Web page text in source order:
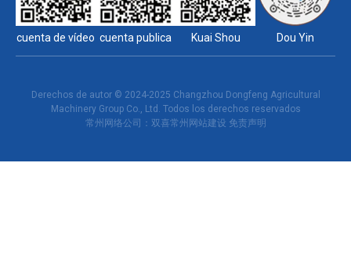
cuenta de vídeo cuenta publica Kuai Shou Dou Yin
Derechos de autor © 2024-2025 Changzhou Dongfeng Agricultural
Machinery Group Co., Ltd. Todos los derechos reservados
常州网络公司 ：双喜常州网站建设 免责声明